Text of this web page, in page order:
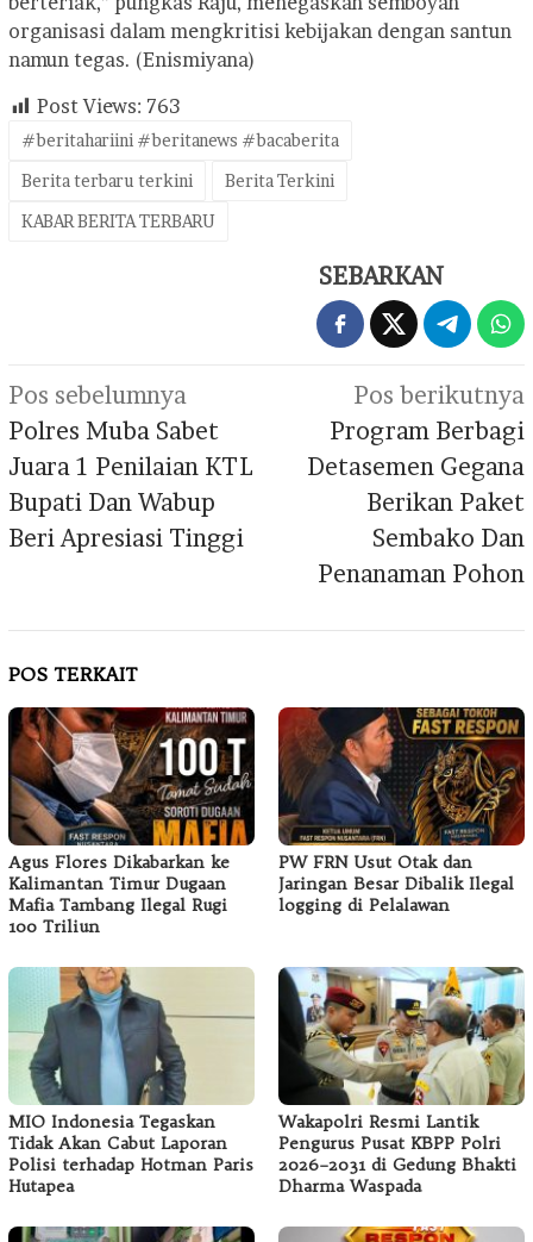
organisasi dalam mengkritisi kebijakan dengan santun
namun tegas. (Enismiyana)
Post Views: 763
#beritahariini #beritanews #bacaberita
Berita terbaru terkini
Berita Terkini
KABAR BERITA TERBARU
SEBARKAN
Navigasi
pos
Pos sebelumnya
Polres Muba Sabet
Juara 1 Penilaian KTL
Bupati Dan Wabup
Beri Apresiasi Tinggi
Pos berikutnya
Program Berbagi
Detasemen Gegana
Berikan Paket
Sembako Dan
Penanaman Pohon
POS TERKAIT
Agus Flores Dikabarkan ke
Kalimantan Timur Dugaan
Mafia Tambang Ilegal Rugi
100 Triliun
PW FRN Usut Otak dan
Jaringan Besar Dibalik Ilegal
logging di Pelalawan
MIO Indonesia Tegaskan
Tidak Akan Cabut Laporan
Polisi terhadap Hotman Paris
Hutapea
Wakapolri Resmi Lantik
Pengurus Pusat KBPP Polri
2026–2031 di Gedung Bhakti
Dharma Waspada